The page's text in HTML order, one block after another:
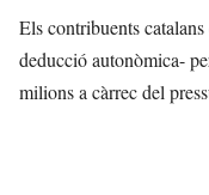
Els contribuents
deducció autonòmica-
milions a càrrec del